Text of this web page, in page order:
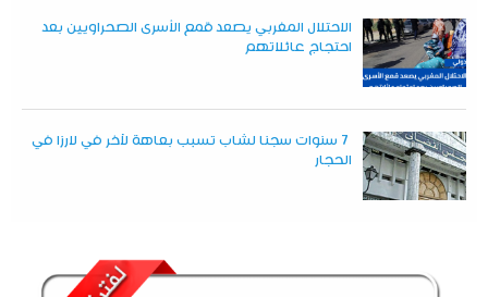
الاحتلال المغربي يصعد قمع الأسرى الصحراويين بعد
احتجاج عائلاتهم
7 سنوات سجنا لشاب تسبب بعاهة لآخر في لارزا في
الحجار